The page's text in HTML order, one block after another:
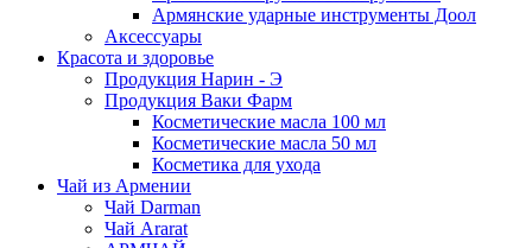
Армянские ударные инструменты Доол
Аксессуары
Красота и здоровье
Продукция Нарин - Э
Продукция Ваки Фарм
Косметические масла 100 мл
Косметические масла 50 мл
Косметика для ухода
Чай из Армении
Чай Darman
Чай Ararat